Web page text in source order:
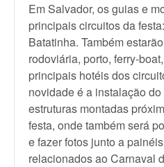
Em Salvador, os guias e
principais circuitos da
Batatinha. Também
rodoviária, porto, ferry-
principais hotéis dos
novidade é a instalação do
estruturas montadas
festa, onde também será
e fazer fotos junto a
relacionados ao Carnaval